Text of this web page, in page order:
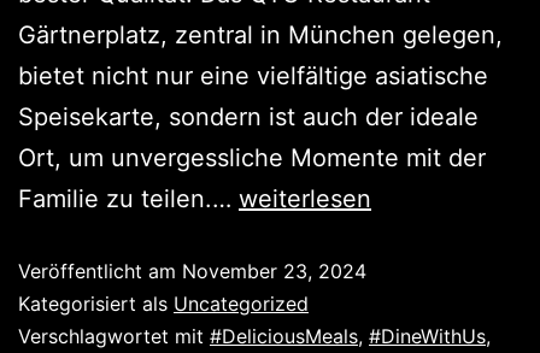
Gärtnerplatz, zentral in München gelegen,
bietet nicht nur eine vielfältige asiatische
Speisekarte, sondern ist auch der ideale
Ort, um unvergessliche Momente mit der
Familie zu teilen.… weiterlesen
Veröffentlicht am November 23, 2024
Kategorisiert als Uncategorized
Verschlagwortet mit #DeliciousMeals, #DineWithUs,